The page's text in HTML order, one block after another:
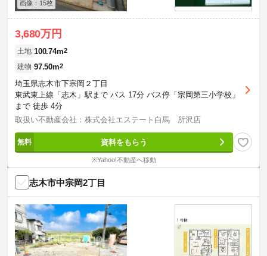
画像：15枚
3,680万円
土地 100.74m2
建物 97.50m2
埼玉県志木市下宗岡２丁目
東武東上線「志木」駅まで バス 17分 バス停「宗岡第三小学校」
まで 徒歩 4分
取扱い不動産会社：株式会社エステート白馬 所沢店
資料をもらう
※Yahoo!不動産へ移動
志木市中宗岡2丁目